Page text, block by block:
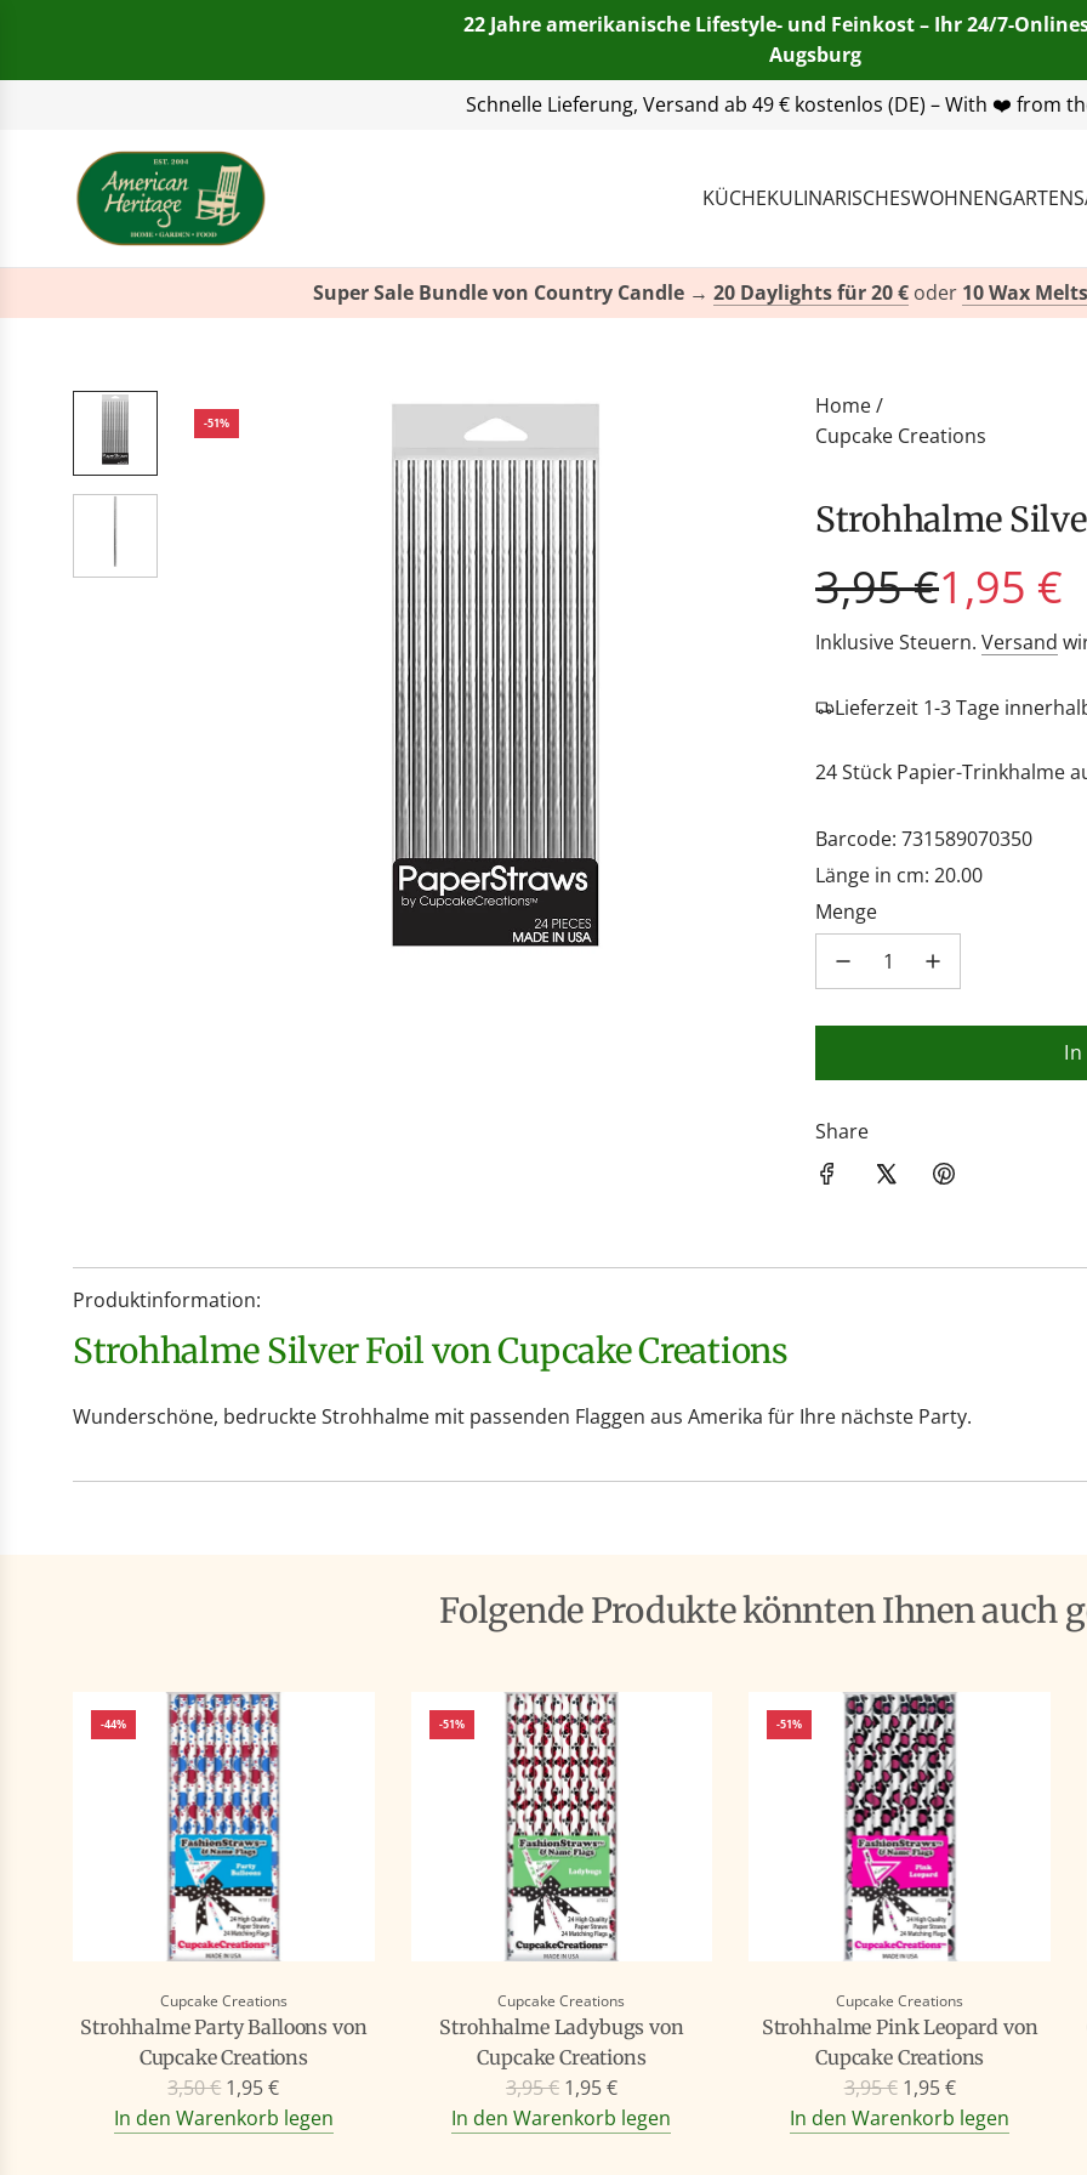
22 Jahre amerikanische Lifestyle- und Feinkost – Ihr 24/7-
Augsburg
+49(0)821 455 254 00| E-Mail:info@american-heritage.de| WhatsApp:
KÜCHEKULINARISCHESWOHNENGARTEN
Super Sale Bundle von Country Candle → 20 Daylights für 20 € oder 10 Wax
-51%
Home/
Cupcake Creations
Strohhalme
Sonderpreis
3,95 €
Regulärer
Preis
1,95 €
Inklusive Steuern. Versand
Lieferzeit 1-3 Tage
24 Stück Papier-Trinkhalme
Barcode: 731589070350
Länge in cm: 20.00
Menge
Share
Produktinformation:
Strohhalme Silver Foil von Cupcake Creations
Wunderschöne, bedruckte Strohhalme mit passenden Flaggen aus Amerika für Ihre nächste Party.
Folgende Produkte könnten Ihnen auch
-44%
Cupcake Creations
Strohhalme Party Balloons von
Cupcake Creations
R
e
3,50 € 1,95 €
In den Warenkorb legen
-51%
Cupcake Creations
Strohhalme Ladybugs von
Cupcake Creations
R
e
3,95 € 1,95 €
In den Warenkorb legen
-51%
Cupcake Creations
Strohhalme Pink Leopard von
Cupcake Creations
R
e
3,95 € 1,95 €
In den Warenkorb legen